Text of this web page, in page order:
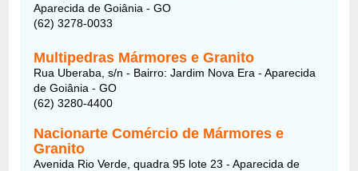
Aparecida de Goiânia - GO
(62) 3278-0033
Multipedras Mármores e Granito
Rua Uberaba, s/n - Bairro: Jardim Nova Era - Aparecida
de Goiânia - GO
(62) 3280-4400
Nacionarte Comércio de Mármores e
Granito
Avenida Rio Verde, quadra 95 lote 23 - Aparecida de